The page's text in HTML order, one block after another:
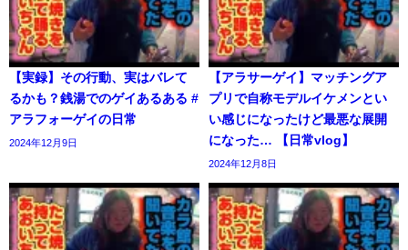
【実録】その行動、実はバレて
るかも？銭湯でのゲイあるある #
アラフォーゲイの日常
2024年12月9日
【アラサーゲイ】マッチングア
プリで自称モデルイケメンとい
い感じになったけど最悪な展開
になった… 【日常vlog】
2024年12月8日